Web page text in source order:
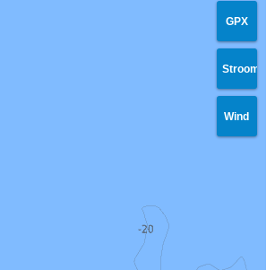
GPX
Stroom
Wind